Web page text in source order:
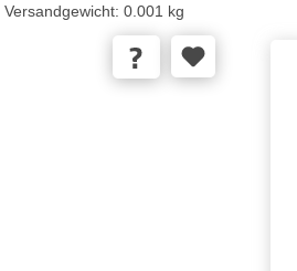
Versandgewicht: 0.001 kg